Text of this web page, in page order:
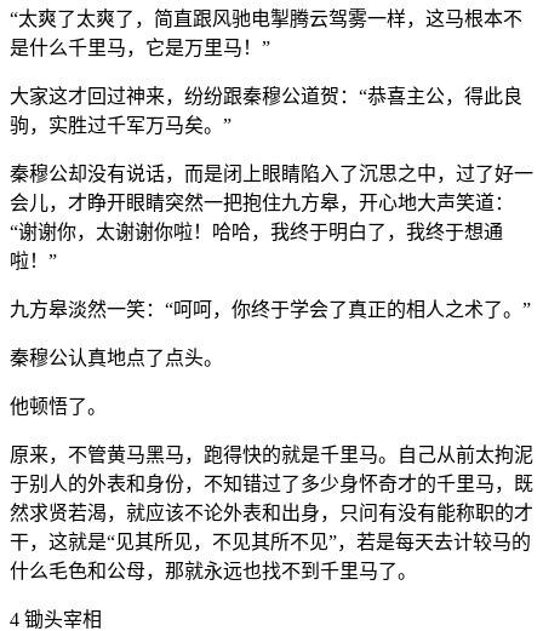
“太爽了太爽了，简直跟风驰电掣腾云驾雾一样，这马根本不
是什么千里马，它是万里马！”
大家这才回过神来，纷纷跟秦穆公道贺：“恭喜主公，得此良
驹，实胜过千军万马矣。”
秦穆公却没有说话，而是闭上眼睛陷入了沉思之中，过了好一
会儿，才睁开眼睛突然一把抱住九方皋，开心地大声笑道：
“谢谢你，太谢谢你啦！哈哈，我终于明白了，我终于想通
啦！”
九方皋淡然一笑：“呵呵，你终于学会了真正的相人之术了。”
秦穆公认真地点了点头。
他顿悟了。
原来，不管黄马黑马，跑得快的就是千里马。自己从前太拘泥
于别人的外表和身份，不知错过了多少身怀奇才的千里马，既
然求贤若渴，就应该不论外表和出身，只问有没有能称职的才
干，这就是“见其所见，不见其所不见”，若是每天去计较马的
什么毛色和公母，那就永远也找不到千里马了。
4 锄头宰相